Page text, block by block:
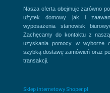
Nasza oferta obejmuje zarówno
użytek domowy jak i
wyposażenia stanowisk
Zachęcamy do kontaktu z
uzyskania pomocy w wyborze
szybką dostawę zamówień oraz
transakcji.
Sklep internetowy Shoper.pl